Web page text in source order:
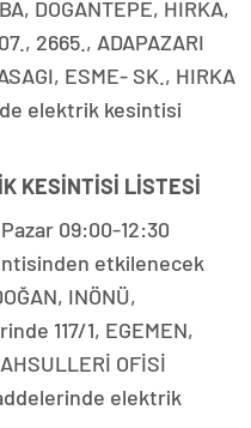
DOGANTEPE, HIRKA,
2665., ADAPAZARI
ESME- SK., HIRKA
elektrik kesintisi
KESİNTİSİ LİSTESİ
09:00-12:30
etkilenecek
INÖNÜ,
117/1, EGEMEN,
OFİSİ
elektrik